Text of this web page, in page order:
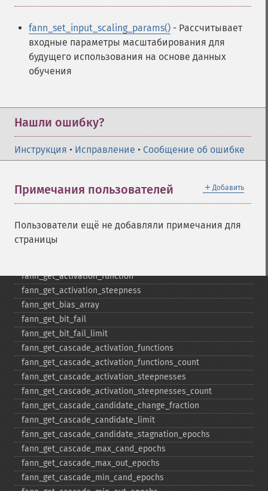
fann_set_input_scaling_params() - Рассчитывает
входные параметры масштабирования для
будущего использования на основе данных
обучения
Нашли ошибку?
Инструкция • Исправление • Сообщение об ошибке
＋ Добавить
Примечания пользователей
Пользователи ещё не добавляли примечания для
страницы
fann_​clear_​scaling_​params
fann_​copy
fann_​create_​from_​file
fann_​create_​shortcut
fann_​create_​sparse_​array
fann_​create_​standard
fann_​create_​standard_​array
fann_​create_​train
fann_​descale_​input
fann_​descale_​output
fann_​destroy_​train
fann_​get_​activation_​function
fann_​get_​activation_​steepness
fann_​get_​bias_​array
fann_​get_​bit_​fail
fann_​get_​bit_​fail_​limit
fann_​get_​cascade_​activation_​functions
fann_​get_​cascade_​activation_​functions_​count
fann_​get_​cascade_​activation_​steepnesses
fann_​get_​cascade_​activation_​steepnesses_​count
fann_​get_​cascade_​candidate_​change_​fraction
fann_​get_​cascade_​candidate_​limit
fann_​get_​cascade_​candidate_​stagnation_​epochs
fann_​get_​cascade_​max_​cand_​epochs
fann_​get_​cascade_​max_​out_​epochs
fann_​get_​cascade_​min_​cand_​epochs